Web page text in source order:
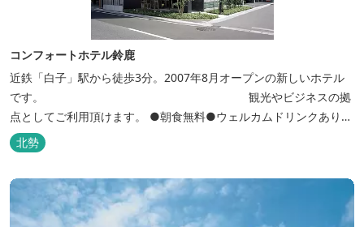
コンフォートホテル鈴鹿
近鉄「白子」駅から徒歩3分。2007年8月オープンの新しいホテル
です。 観光やビジネスの拠
点としてご利用頂けます。 ●朝食無料●ウェルカムドリンクあり●
全館無線ＬＡＮ対応● ●バリアフリー対応のユニバーサルルームあ
り●
北勢